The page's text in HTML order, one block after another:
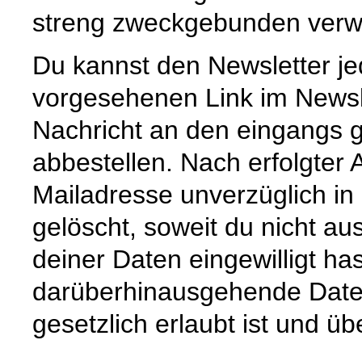
streng zweckgebunden
Du kannst den Newsletter
vorgesehenen Link im
Nachricht an den eingangs
abbestellen. Nach erfolgter
Mailadresse unverzüglich
gelöscht, soweit du nicht
deiner Daten eingewilligt
darüberhinausgehende
gesetzlich erlaubt ist und